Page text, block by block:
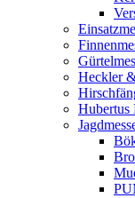
Heckler
Hubertus